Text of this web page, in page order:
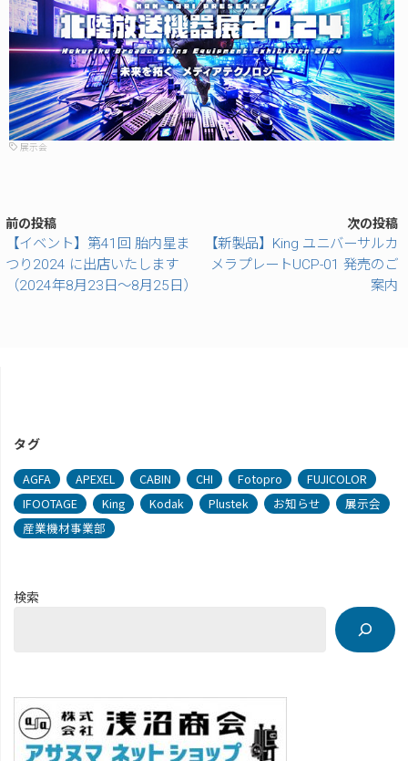
展示会
前の投稿
【イベント】第41回 胎内星ま
つり2024 に出店いたします
（2024年8月23日～8月25日）
次の投稿
【新製品】King ユニバーサルカ
メラプレートUCP-01 発売のご
案内
タグ
AGFA APEXEL CABIN CHI Fotopro
FUJICOLOR
IFOOTAGE
King Kodak Plustek お知らせ
展示会
産業機材事業部
検索